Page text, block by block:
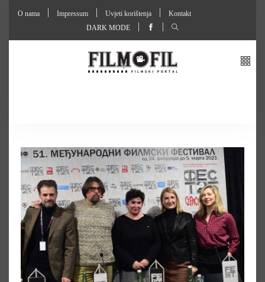
O nama Impressum Uvjeti korištenja
Kontakt
DARK MODE